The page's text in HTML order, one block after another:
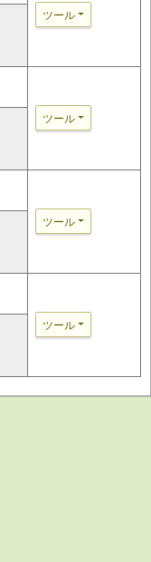
ツール
ツール
ツール
ツール